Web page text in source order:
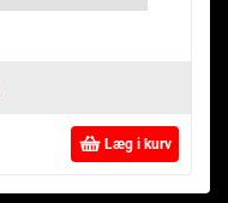
Læg i kurv